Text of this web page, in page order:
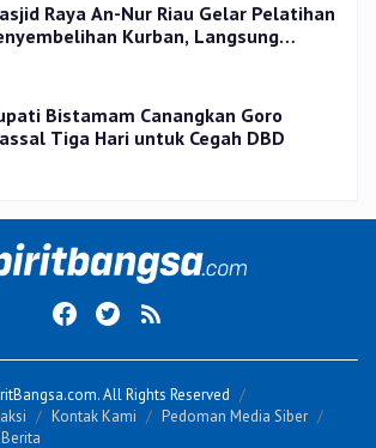
Raya An-Nur Riau Gelar Pelatihan
Kurban, Langsung
Bistamam Canangkan Goro
Tiga Hari untuk Cegah DBD
All Rights Reserved
Kontak Kami
Pedoman Media Siber